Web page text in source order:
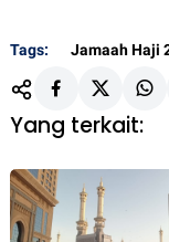
Tags: Jamaah Haji
Yang terkait: